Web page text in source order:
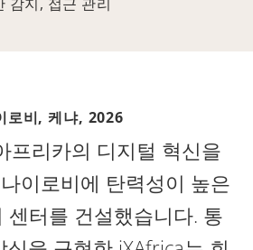
로비, 케냐, 2026
프리카의 디지털 혁신을
이로비에 탄력성이 높은
센터를 건설했습니다. 통